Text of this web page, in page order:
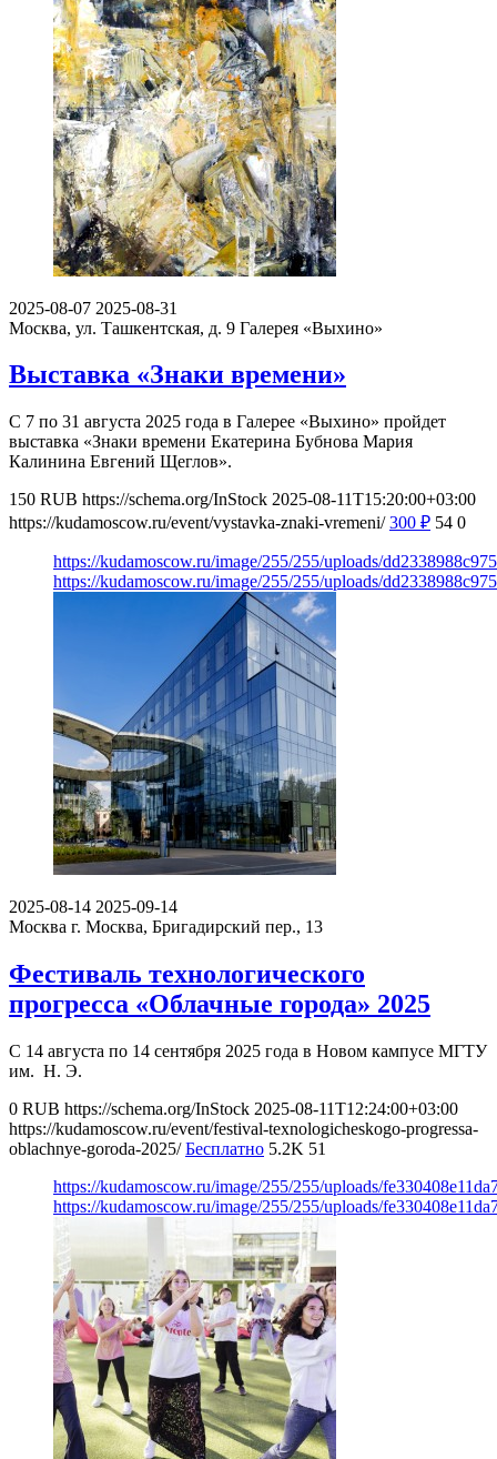
2025-08-07 2025-08-31
Москва, ул. Ташкентская, д. 9 Галерея «Выхино»
Выставка «Знаки времени»
С 7 по 31 августа 2025 года в Галерее «Выхино» пройдет
выставка «Знаки времени Екатерина Бубнова Мария
Калинина Евгений Щеглов».
150 RUB https://schema.org/InStock 2025-08-11T15:20:00+03:00
https://kudamoscow.ru/event/vystavka-znaki-vremeni/ 300 ₽ 54 0
https://kudamoscow.ru/image/255/255/uploads/
https://kudamoscow.ru/image/255/255/uploads/
2025-08-14 2025-09-14
Москва г. Москва, Бригадирский пер., 13
Фестиваль технологического
прогресса «Облачные города» 2025
С 14 августа по 14 сентября 2025 года в Новом кампусе МГТУ
им. Н. Э.
0 RUB https://schema.org/InStock 2025-08-11T12:24:00+03:00
https://kudamoscow.ru/event/festival-texnologicheskogo-progressa-
oblachnye-goroda-2025/ Бесплатно 5.2K 51
https://kudamoscow.ru/image/255/255/uploads/
https://kudamoscow.ru/image/255/255/uploads/